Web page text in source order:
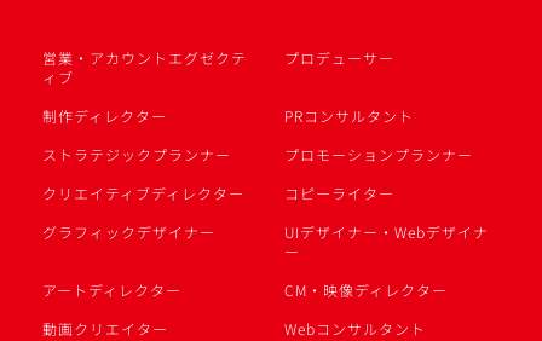
営業・アカウントエグゼクテ
ィブ
プロデューサー
制作ディレクター
PRコンサルタント
ストラテジックプランナー
プロモーションプランナー
クリエイティブディレクター
コピーライター
グラフィックデザイナー
UIデザイナー・Webデザイナ
ー
アートディレクター
CM・映像ディレクター
動画クリエイター
Webコンサルタント